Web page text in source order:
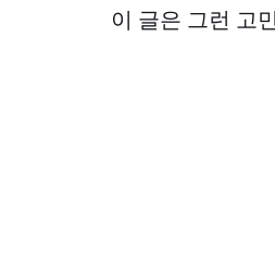
이 글은 그런 고